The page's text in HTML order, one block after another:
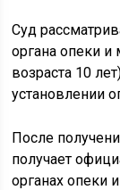
Суд
органа опеки и
возраста 10
установлении
После
получает
органах опеки